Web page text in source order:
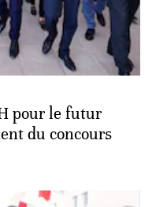
pour le futur
du concours